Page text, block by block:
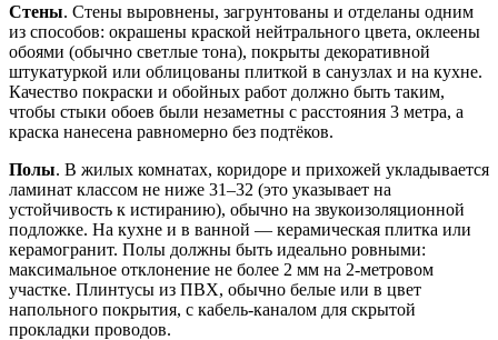
Стены. Стены выровнены, загрунтованы и отделаны одним
из способов: окрашены краской нейтрального цвета, оклеены
обоями (обычно светлые тона), покрыты декоративной
штукатуркой или облицованы плиткой в санузлах и на кухне.
Качество покраски и обойных работ должно быть таким,
чтобы стыки обоев были незаметны с расстояния 3 метра, а
краска нанесена равномерно без подтёков.
Полы. В жилых комнатах, коридоре и прихожей укладывается
ламинат классом не ниже 31–32 (это указывает на
устойчивость к истиранию), обычно на звукоизоляционной
подложке. На кухне и в ванной — керамическая плитка или
керамогранит. Полы должны быть идеально ровными:
максимальное отклонение не более 2 мм на 2-метровом
участке. Плинтусы из ПВХ, обычно белые или в цвет
напольного покрытия, с кабель-каналом для скрытой
прокладки проводов.